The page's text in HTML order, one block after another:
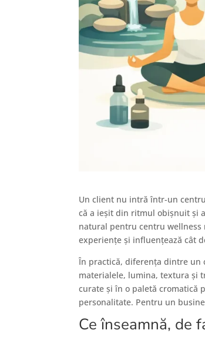
Un client nu intră într-un
că a ieșit din ritmul obișnuit și
natural pentru centru wellness
experiențe și influențează cât
În practică, diferența dintre un
materialele, lumina, textura și
curate și în o paletă cromatică
personalitate. Pentru un
Ce înseamnă, de